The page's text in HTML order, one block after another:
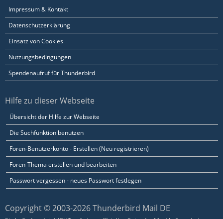
Impressum & Kontakt
Datenschutzerklärung
Einsatz von Cookies
Nutzungsbedingungen
Spendenaufruf für Thunderbird
Hilfe zu dieser Webseite
Übersicht der Hilfe zur Webseite
Die Suchfunktion benutzen
Foren-Benutzerkonto - Erstellen (Neu registrieren)
Foren-Thema erstellen und bearbeiten
Passwort vergessen - neues Passwort festlegen
Copyright © 2003-2026 Thunderbird Mail DE